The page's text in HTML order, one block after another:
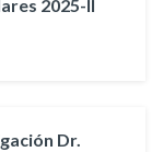
2025-II
Dr.